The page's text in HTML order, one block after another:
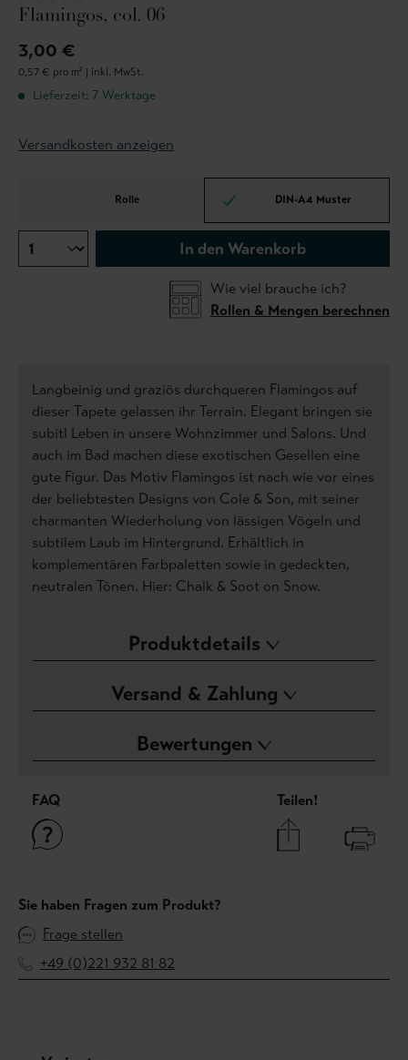
Flamingos, col. 06
3,00 €
0,57 € pro m² | inkl. MwSt.
Lieferzeit: 7 Werktage
Versandkosten anzeigen
Rolle DIN-A4 Muster
In den Warenkorb
Wie viel brauche ich?
Rollen & Mengen berechnen
Langbeinig und graziös durchqueren Flamingos auf
dieser Tapete gelassen ihr Terrain. Elegant bringen sie
subitl Leben in unsere Wohnzimmer und Salons. Und
auch im Bad machen diese exotischen Gesellen eine
gute Figur. Das Motiv Flamingos ist nach wie vor eines
der beliebtesten Designs von Cole & Son, mit seiner
charmanten Wiederholung von lässigen Vögeln und
subtilem Laub im Hintergrund. Erhältlich in
komplementären Farbpaletten sowie in gedeckten,
neutralen Tönen. Hier: Chalk & Soot on Snow.
Produktdetails
Versand & Zahlung
Bewertungen
FAQ Teilen!
Sie haben Fragen zum Produkt?
Frage stellen
+49 (0)221 932 81 82